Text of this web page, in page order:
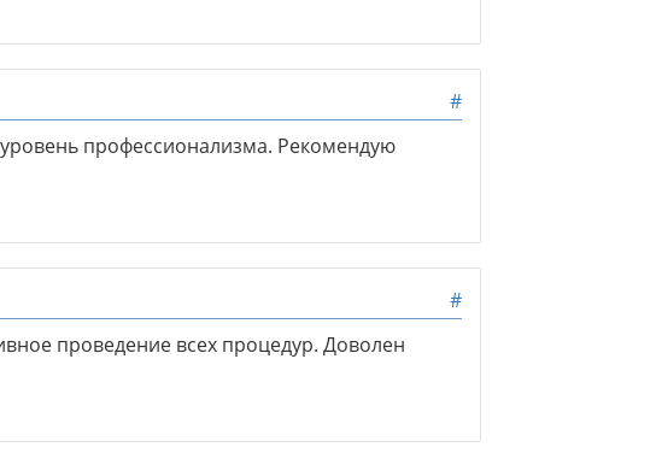
#
профессионализма. Рекомендую
#
проведение всех процедур. Доволен